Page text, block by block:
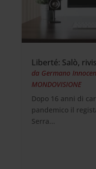
Liberté: Salò,
da Germano
MONDOVISIONE
Dopo 16 anni di
pandemico il
Serra...